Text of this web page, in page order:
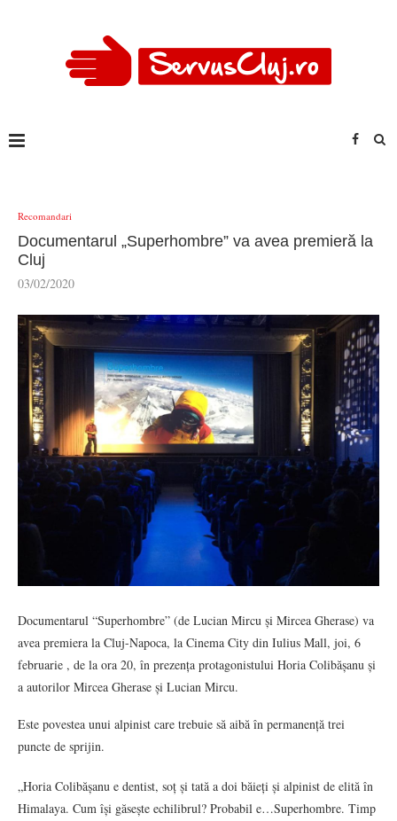
Recomandari
Documentarul „Superhombre” va avea premieră la
Cluj
03/02/2020
Documentarul “Superhombre” (de Lucian Mircu și Mircea Gherase) va
avea premiera la Cluj-Napoca, la Cinema City din Iulius Mall, joi, 6
februarie , de la ora 20, în prezența protagonistului Horia Colibășanu și
a autorilor Mircea Gherase și Lucian Mircu.
Este povestea unui alpinist care trebuie să aibă în permanență trei
puncte de sprijin.
„Horia Colibășanu e dentist, soț și tată a doi băieți și alpinist de elită în
Himalaya. Cum își găsește echilibrul? Probabil e…Superhombre. Timp